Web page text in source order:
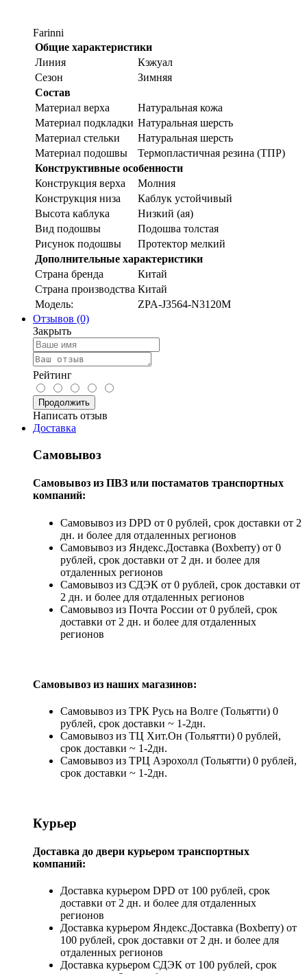
Farinni
Общие характеристики
Линия
Кэжуал
Сезон
Зимняя
Состав
Материал верха
Натуральная кожа
Материал подкладки Натуральная шерсть
Материал стельки
Натуральная шерсть
Материал подошвы
Термопластичная резина (ТПР)
Конструктивные особенности
Конструкция верха
Молния
Конструкция низа
Каблук устойчивый
Высота каблука
Низкий (ая)
Вид подошвы
Подошва толстая
Рисунок подошвы
Протектор мелкий
Дополнительные характеристики
Страна бренда
Китай
Страна производства Китай
Модель:
ZPA-J3564-N3120M
Отзывов (0)
Закрыть
Рейтинг
Продолжить
Написать отзыв
Доставка
Самовывоз
Самовывоз из ПВЗ или постаматов транспортных
компаний:
Самовывоз из DPD от 0 рублей, срок доставки от 2
дн. и более для отдаленных регионов
Самовывоз из Яндекс.Доставка (Boxberry) от 0
рублей, срок доставки от 2 дн. и более для
отдаленных регионов
Самовывоз из СДЭК от 0 рублей, срок доставки от
2 дн. и более для отдаленных регионов
Самовывоз из Почта России от 0 рублей, срок
доставки от 2 дн. и более для отдаленных
регионов
Самовывоз из наших магазинов:
Самовывоз из ТРК Русь на Волге (Тольятти) 0
рублей, срок доставки ~ 1-2дн.
Самовывоз из ТЦ Хит.Он (Тольятти) 0 рублей,
срок доставки ~ 1-2дн.
Самовывоз из ТРЦ Аэрохолл (Тольятти) 0 рублей,
срок доставки ~ 1-2дн.
Курьер
Доставка до двери курьером транспортных
компаний:
Доставка курьером DPD от 100 рублей, срок
доставки от 2 дн. и более для отдаленных
регионов
Доставка курьером Яндекс.Доставка (Boxberry) от
100 рублей, срок доставки от 2 дн. и более для
отдаленных регионов
Доставка курьером СДЭК от 100 рублей, срок